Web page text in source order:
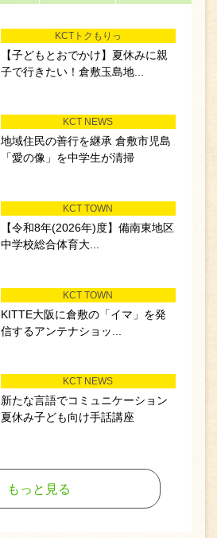
KCTトクもりっ
【子どもとおでかけ】夏休みに親
子で行きたい！倉敷玉島地...
KCT NEWS
地域住民の善行を継承 倉敷市児島
「愛の像」を中学生が清掃
KCT TOWN
【令和8年(2026年)度】備南東地区
中学校総合体育大...
KCT TOWN
KITTE大阪に倉敷の「イマ」を発
信するアンテナショッ...
KCT NEWS
新たな言語でコミュニケーション
夏休み子ども向け手話講座
もっと見る